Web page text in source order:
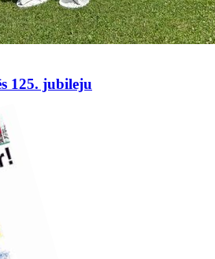
125. jubileju